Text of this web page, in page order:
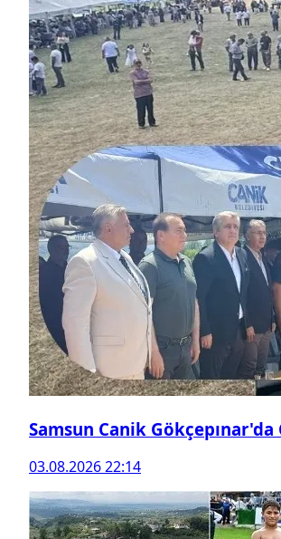
Samsun Canik
03.08.2026 22:14